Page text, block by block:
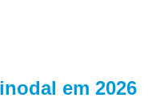
em 2026